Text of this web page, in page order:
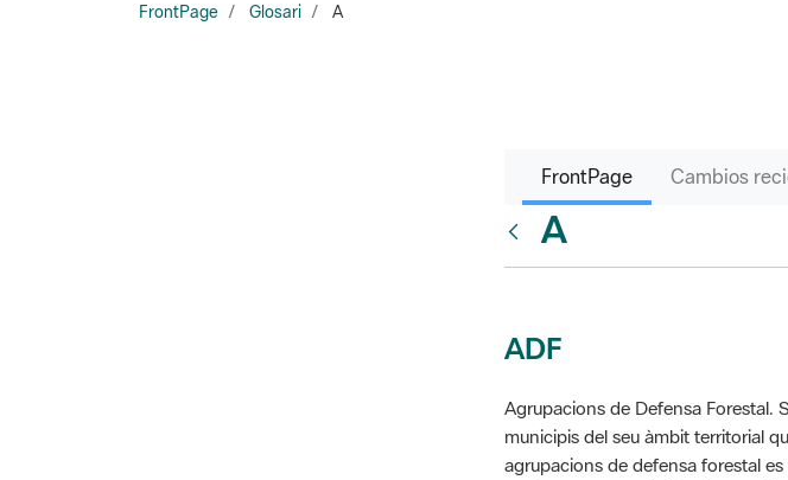
FrontPage Glosari A
FrontPage Cambios
A
ADF
Agrupacions de Defensa Forestal.
municipis del seu àmbit territorial
agrupacions de defensa forestal